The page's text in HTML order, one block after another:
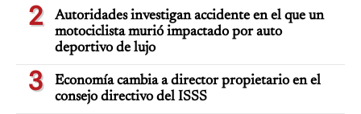
2
Autoridades investigan accidente en el que un
motociclista murió impactado por auto
deportivo de lujo
3
Economía cambia a director propietario en el
consejo directivo del ISSS